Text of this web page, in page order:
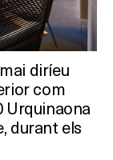
diríeu
com
Urquinaona
durant els